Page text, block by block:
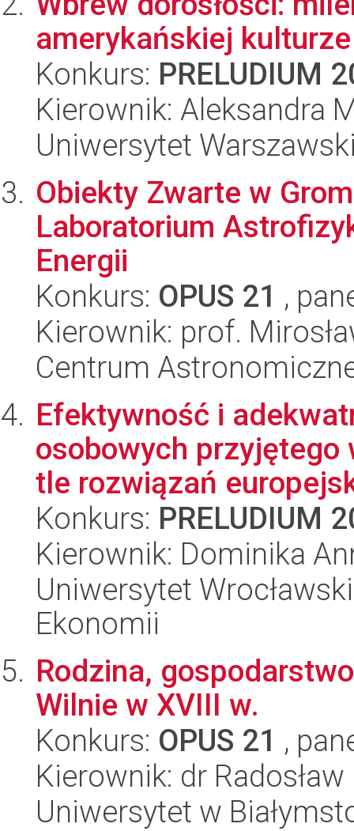
amerykańskiej
Konkurs: PRELUDIUM
Kierownik: Aleksandra
Uniwersytet
Obiekty Zwarte w
Laboratorium
Energii
Konkurs: OPUS 21 ,
Kierownik: prof.
Centrum
Efektywność i
osobowych przyjętego
tle rozwiązań
Konkurs: PRELUDIUM
Kierownik: Dominika
Uniwersytet
Ekonomii
Rodzina,
Wilnie w XVIII w.
Konkurs: OPUS 21 ,
Kierownik: dr
Uniwersytet w